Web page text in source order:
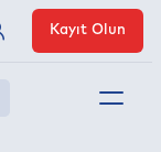
Üye Girişi
Kayıt Olun